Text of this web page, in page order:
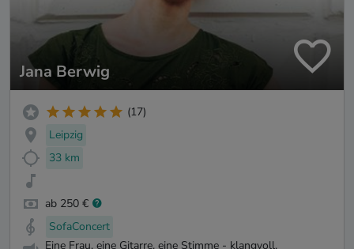
Jana Berwig
(17)
Leipzig
33 km
ab 250 €
SofaConcert
Eine Frau, eine Gitarre, eine Stimme - klangvoll,